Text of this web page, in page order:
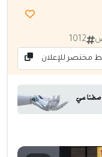
1012
مختصر للإعلان